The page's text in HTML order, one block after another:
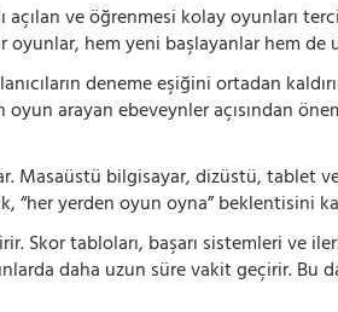
açılan ve öğrenmesi kolay oyunları
hem yeni başlayanlar hem
deneme eşiğini ortadan
arayan ebeveynler açısından
Masaüstü bilgisayar, dizüstü, tablet
“her yerden oyun oyna” beklentisini
Skor tabloları, başarı sistemleri
daha uzun süre vakit geçirir.